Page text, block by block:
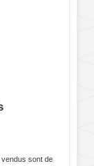
sont de